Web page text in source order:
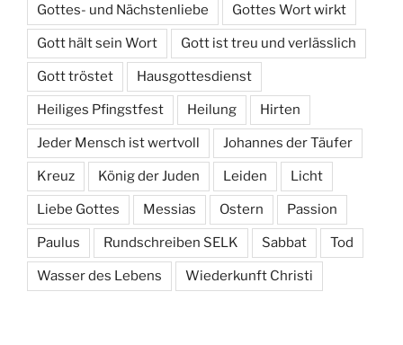
Gottes- und Nächstenliebe Gottes Wort wirkt
Gott hält sein Wort Gott ist treu und verlässlich
Gott tröstet Hausgottesdienst
Heiliges Pfingstfest Heilung Hirten
Jeder Mensch ist wertvoll Johannes der Täufer
Kreuz König der Juden Leiden Licht
Liebe Gottes Messias Ostern Passion
Paulus Rundschreiben SELK Sabbat Tod
Wasser des Lebens Wiederkunft Christi